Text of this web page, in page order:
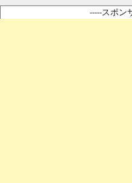
-----スポン